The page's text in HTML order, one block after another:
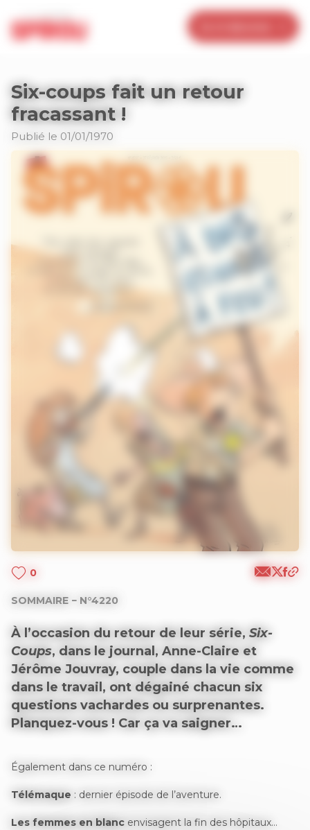
Six-coups fait un retour
fracassant !
Publié le 01/01/1970
0
SOMMAIRE − N°4220
À l’occasion du retour de leur série, Six-
Coups, dans le journal, Anne-Claire et
Jérôme Jouvray, couple dans la vie comme
dans le travail, ont dégainé chacun six
questions vachardes ou surprenantes.
Planquez-vous ! Car ça va saigner…
Également dans ce numéro :
Télémaque : dernier épisode de l’aventure.
Les femmes en blanc envisagent la fin des hôpitaux…